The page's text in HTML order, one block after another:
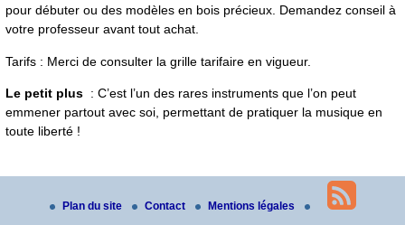
pour débuter ou des modèles en bois précieux. Demandez conseil à
votre professeur avant tout achat.
Tarifs : Merci de consulter la grille tarifaire en vigueur.
Le petit plus : C’est l’un des rares instruments que l’on peut
emmener partout avec soi, permettant de pratiquer la musique en
toute liberté !
Plan du site Contact Mentions légales